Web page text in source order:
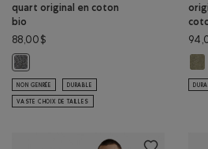
quart original en coton
bio
88,00$
Chandail à glissière un quart original en
NON GENRÉE DURABLE
VASTE CHOIX DE TAILLES